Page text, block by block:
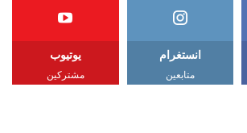
انستغرام
متابعين
يوتيوب
مشتركين